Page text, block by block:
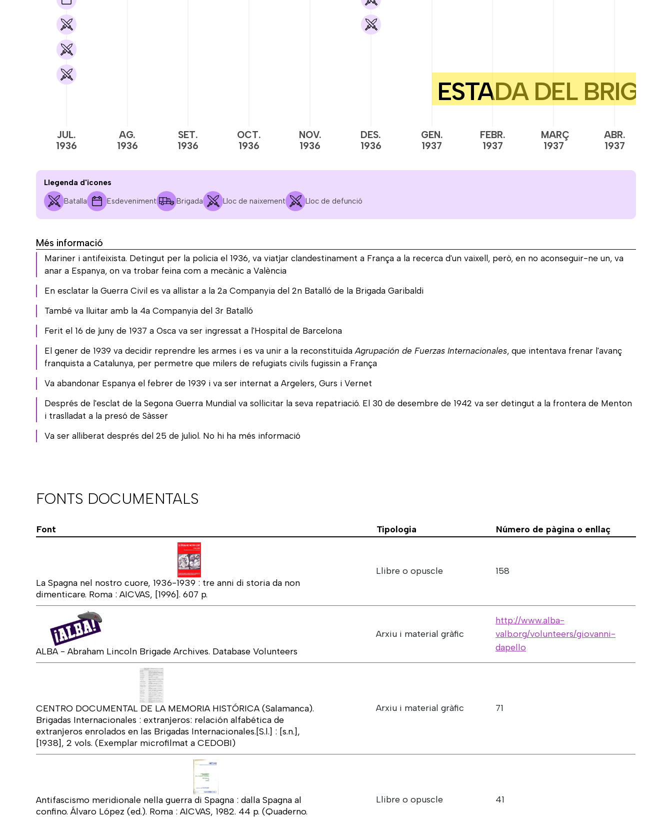
JUL.
1936
AG.
1936
SET.
1936
OCT.
1936
NOV.
1936
DES.
1936
GEN.
1937
FEBR.
1937
MARÇ
1937
ABR.
1937
Llegenda d'icones
Batalla Esdeveniment Brigada Lloc de naixement Lloc de defunció
Més informació
Mariner i antifeixista. Detingut per la policia el 1936, va viatjar clandestinament a França a la recerca d'un vaixell, però, en no aconseguir-ne un, va
anar a Espanya, on va trobar feina com a mecànic a València
En esclatar la Guerra Civil es va allistar a la 2a Companyia del 2n Batalló de la Brigada Garibaldi
També va lluitar amb la 4a Companyia del 3r Batalló
Ferit el 16 de juny de 1937 a Osca va ser ingressat a l'Hospital de Barcelona
El gener de 1939 va decidir reprendre les armes i es va unir a la reconstituïdaAgrupación de Fuerzas Internacionales, que intentava frenar l'avanç
franquista a Catalunya, per permetre que milers de refugiats civils fugissin a França
Va abandonar Espanya el febrer de 1939 i va ser internat a Argelers, Gurs i Vernet
Després de l'esclat de la Segona Guerra Mundial va sol·licitar la seva repatriació. El 30 de desembre de 1942 va ser detingut a la frontera de Menton
i traslladat a la presó de Sàsser
Va ser alliberat després del 25 de juliol. No hi ha més informació
FONTS DOCUMENTALS
Font Tipologia Número de pàgina o enllaç
La Spagna nel nostro cuore, 1936-1939 : tre anni di storia da non
dimenticare. Roma : AICVAS, [1996]. 607 p.
Llibre o opuscle 158
ALBA - Abraham Lincoln Brigade Archives. Database Volunteers
Arxiu i material gràfic
http://www.alba-
valb.org/volunteers/giovanni-
dapello
CENTRO DOCUMENTAL DE LA MEMORIA HISTÓRICA (Salamanca).
Brigadas Internacionales : extranjeros: relación alfabética de
extranjeros enrolados en las Brigadas Internacionales.[S.l.] : [s.n.],
[1938], 2 vols. (Exemplar microfilmat a CEDOBI)
Arxiu i material gràfic 71
Antifascismo meridionale nella guerra di Spagna : dalla Spagna al
confino. Álvaro López (ed.). Roma : AICVAS, 1982. 44 p. (Quaderno.
Llibre o opuscle 41